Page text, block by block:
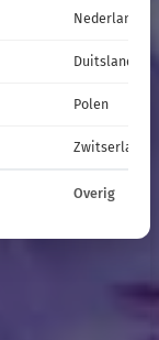
Nederland
Duitsland
Polen
Zwitserland
Overig